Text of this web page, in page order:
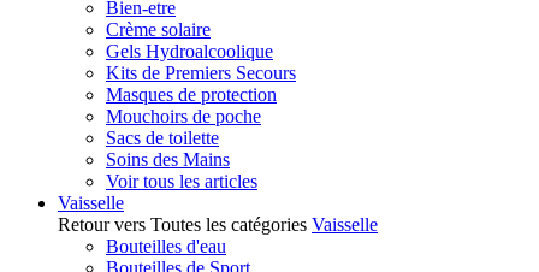
Bien-etre
Crème solaire
Gels Hydroalcoolique
Kits de Premiers Secours
Masques de protection
Mouchoirs de poche
Sacs de toilette
Soins des Mains
Voir tous les articles
Vaisselle
Retour vers Toutes les catégories Vaisselle
Bouteilles d'eau
Bouteilles de Sport